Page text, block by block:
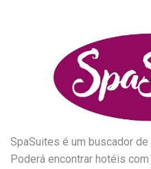
SpaSuites é um buscador
Poderá encontrar hotéis